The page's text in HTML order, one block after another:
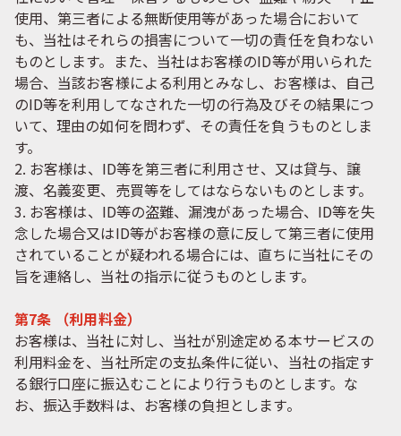
使用、第三者による無断使用等があった場合において
も、当社はそれらの損害について一切の責任を負わない
ものとします。また、当社はお客様のID等が用いられた
場合、当該お客様による利用とみなし、お客様は、自己
のID等を利用してなされた一切の行為及びその結果につ
いて、理由の如何を問わず、その責任を負うものとしま
す。
2. お客様は、ID等を第三者に利用させ、又は貸与、譲
渡、名義変更、売買等をしてはならないものとします。
3. お客様は、ID等の盗難、漏洩があった場合、ID等を失
念した場合又はID等がお客様の意に反して第三者に使用
されていることが疑われる場合には、直ちに当社にその
旨を連絡し、当社の指示に従うものとします。
第7条 （利用料金）
お客様は、当社に対し、当社が別途定める本サービスの
利用料金を、当社所定の支払条件に従い、当社の指定す
る銀行口座に振込むことにより行うものとします。な
お、振込手数料は、お客様の負担とします。